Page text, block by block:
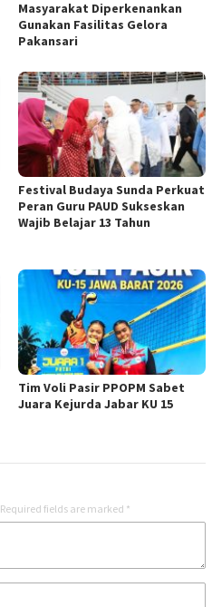
Masyarakat Diperkenankan
Gunakan Fasilitas Gelora
Pakansari
Festival Budaya Sunda Perkuat
Peran Guru PAUD Sukseskan
Wajib Belajar 13 Tahun
Tim Voli Pasir PPOPM Sabet
Juara Kejurda Jabar KU 15
Required fields are marked *